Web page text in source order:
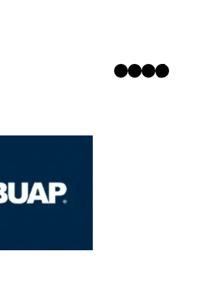
Twitter Facebook InstagramTikTok